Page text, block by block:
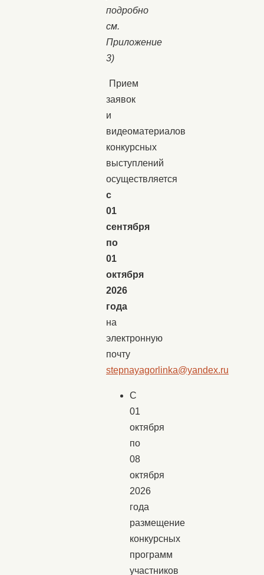
подробно
см.
Приложение
3)
Прием
заявок
и
видеоматериалов
конкурсных
выступлений
осуществляется
с
01
сентября
по
01
октября
2026
года
на
электронную
почту
stepnayagorlinka@yandex.ru
С
01
октября
по
08
октября
2026
года
размещение
конкурсных
программ
участников